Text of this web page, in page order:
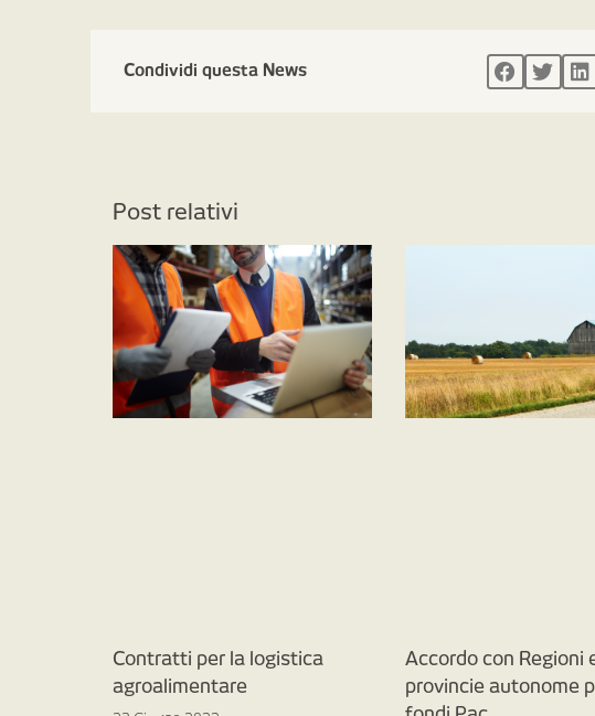
Condividi questa News
Post relativi
Contratti per la logistica
agroalimentare
Accordo con Regioni
provincie autonome